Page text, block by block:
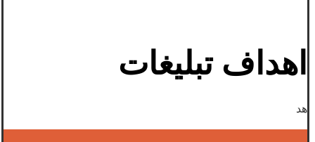
اهداف تبلیغات
هد